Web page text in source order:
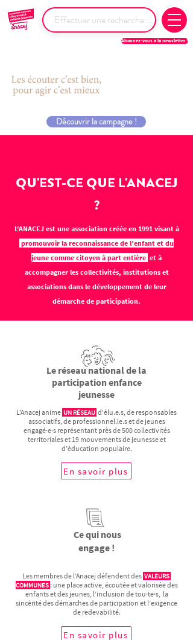
Abonnez-vous à la newsletter !
Découvrir la campagne !
QU'EST-CE QUE L'ANACEJ
?
L'ANACEJ est une association créée en 1991 visant à
promouvoir la reconnaissance de l’enfant et du
jeune comme citoyen à part entière et à
accompagner les collectivités, institutions et
associations dans le développement de leur
démarche de participation.
Le réseau national de la
participation enfance
jeunesse
L’Anacej anime UN RÉSEAU d'élu.e.s, de responsables
associatifs, de professionnel.le.s et de jeunes
engagé·e·s représentant près de 500 collectivités
territoriales et 19 mouvements de jeunesse et
d’éducation populaire.
En savoir plus
Ce qui nous
engage !
Les membres de l’Anacej défendent des VALEURS
COMMUNES : une place active, écoutée et valorisée des
enfants et des jeunes, l’inclusion de tou·te·s, la
sincérité des démarches de participation et l’exigence
de redevabilité.
En savoir plus